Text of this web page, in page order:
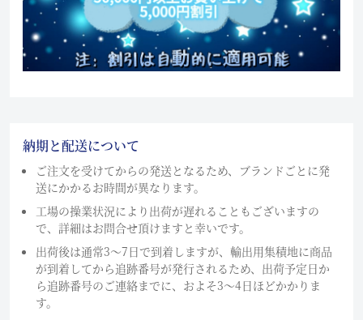
納期と配送について
ご注文を受けてからの発送となるため、ブランドごとに発
送にかかるお時間が異なります。
工場の操業状況により出荷が遅れることもございますの
で、詳細はお問合せ頂けますと幸いです。
出荷後は通常3～7日で到着しますが、輸出用集積地に商品
が到着してから追跡番号が発行されるため、出荷予定日か
ら追跡番号のご連絡までに、およそ3〜4日ほどかかりま
す。